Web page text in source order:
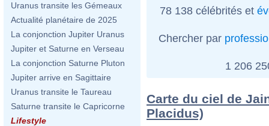
Uranus transite les Gémeaux
Actualité planétaire de 2025
La conjonction Jupiter Uranus
Jupiter et Saturne en Verseau
La conjonction Saturne Pluton
Jupiter arrive en Sagittaire
Uranus transite le Taureau
Saturne transite le Capricorne
Lifestyle
78 138 célébrités et
Chercher par
1 206
Carte du ciel de
Placidus)